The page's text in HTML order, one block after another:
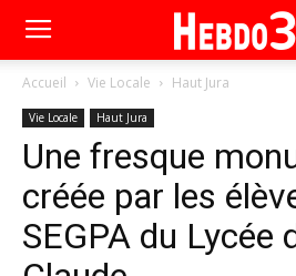
Accueil Vie Locale Haut Jura
Vie Locale Haut Jura
Une fresque
créée par les
SEGPA du Lycée